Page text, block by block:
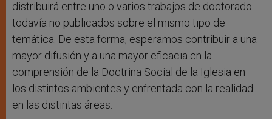
distribuirá entre uno o varios trabajos de doctorado
todavía no publicados sobre el mismo tipo de
temática. De esta forma, esperamos contribuir a una
mayor difusión y a una mayor eficacia en la
comprensión de la Doctrina Social de la Iglesia en
los distintos ambientes y enfrentada con la realidad
en las distintas áreas.